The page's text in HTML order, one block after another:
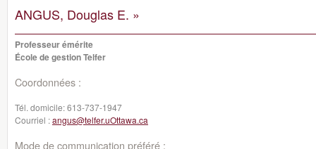
ANGUS, Douglas E. »
Professeur émérite
École de gestion Telfer
Coordonnées :
Tél. domicile:613-737-1947
Courriel :angus@telfer.uOttawa.ca
Mode de communication préféré :